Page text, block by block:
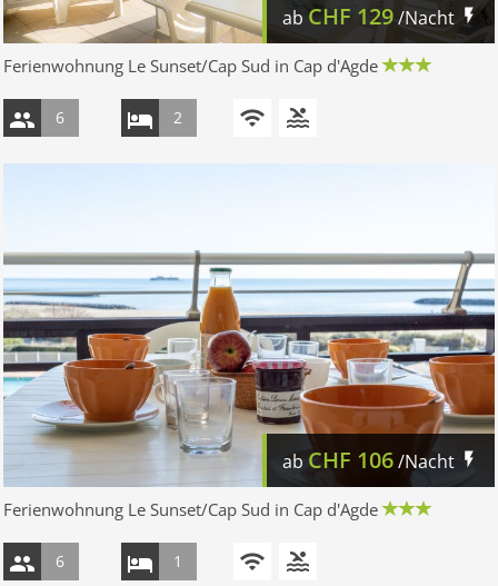
ab CHF 129/Nacht
Ferienwohnung Le Sunset/Cap Sud in Cap d'Agde
6 2
abCHF 106/Nacht
Ferienwohnung Le Sunset/Cap Sud in Cap d'Agde
6 1